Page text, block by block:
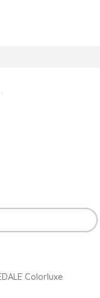
Colorluxe